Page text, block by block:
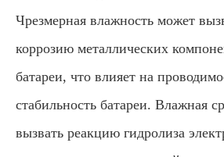
Чрезмерная влажность может
коррозию металлических
батареи, что влияет на
стабильность батареи. Влажная
вызвать реакцию гидролиза